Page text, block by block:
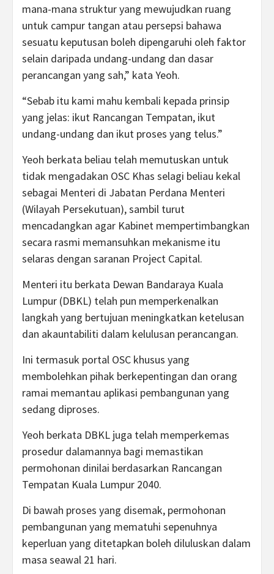
mana-mana struktur yang mewujudkan ruang
untuk campur tangan atau persepsi bahawa
sesuatu keputusan boleh dipengaruhi oleh faktor
selain daripada undang-undang dan dasar
perancangan yang sah,” kata Yeoh.
“Sebab itu kami mahu kembali kepada prinsip
yang jelas: ikut Rancangan Tempatan, ikut
undang-undang dan ikut proses yang telus.”
Yeoh berkata beliau telah memutuskan untuk
tidak mengadakan OSC Khas selagi beliau kekal
sebagai Menteri di Jabatan Perdana Menteri
(Wilayah Persekutuan), sambil turut
mencadangkan agar Kabinet mempertimbangkan
secara rasmi memansuhkan mekanisme itu
selaras dengan saranan Project Capital.
Menteri itu berkata Dewan Bandaraya Kuala
Lumpur (DBKL) telah pun memperkenalkan
langkah yang bertujuan meningkatkan ketelusan
dan akauntabiliti dalam kelulusan perancangan.
Ini termasuk portal OSC khusus yang
membolehkan pihak berkepentingan dan orang
ramai memantau aplikasi pembangunan yang
sedang diproses.
Yeoh berkata DBKL juga telah memperkemas
prosedur dalamannya bagi memastikan
permohonan dinilai berdasarkan Rancangan
Tempatan Kuala Lumpur 2040.
Di bawah proses yang disemak, permohonan
pembangunan yang mematuhi sepenuhnya
keperluan yang ditetapkan boleh diluluskan dalam
masa seawal 21 hari.